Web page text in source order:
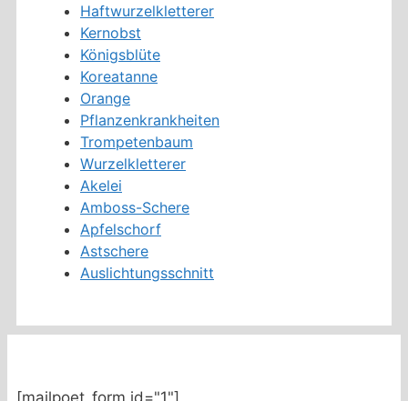
Haftwurzelkletterer
Kernobst
Königsblüte
Koreatanne
Orange
Pflanzenkrankheiten
Trompetenbaum
Wurzelkletterer
Akelei
Amboss-Schere
Apfelschorf
Astschere
Auslichtungsschnitt
[mailpoet_form id="1"]